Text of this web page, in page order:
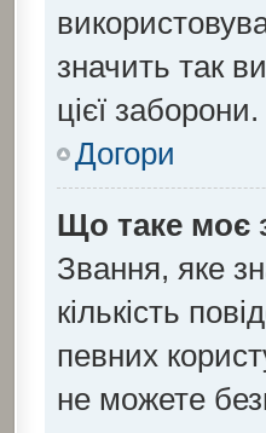
значить так
цієї заборони.
Догори
Що таке моє
Звання, яке
кількість
певних
не можете